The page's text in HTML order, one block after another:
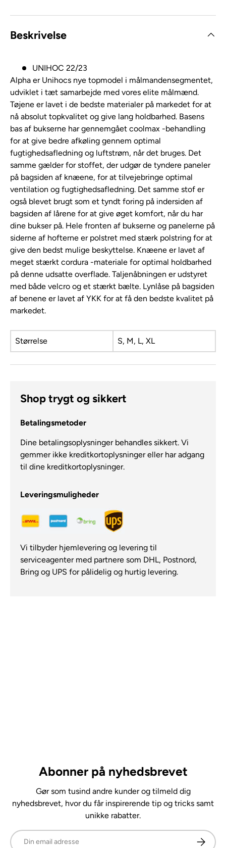
Beskrivelse
UNIHOC 22/23
Alpha er Unihocs nye topmodel i målmandensegmentet,
udviklet i tæt samarbejde med vores elite målmænd.
Tøjene er lavet i de bedste materialer på markedet for at
nå absolut topkvalitet og give lang holdbarhed. Basens
bas af bukserne har gennemgået coolmax -behandling
for at give bedre afkøling gennem optimal
fugtighedsafledning og luftstrøm, når det bruges. Det
samme gælder for stoffet, der udgør de tyndere paneler
på bagsiden af ​​knæene, for at tilvejebringe optimal
ventilation og fugtighedsafledning. Det samme stof er
også blevet brugt som et tyndt foring på indersiden af ​​
bagsiden af ​​lårene for at give øget komfort, når du har
dine bukser på. Hele fronten af ​​bukserne og panelerne på
siderne af hofterne er polstret med stærk polstring for at
give den bedst mulige beskyttelse. Knæene er lavet af
meget stærkt cordura -materiale for optimal holdbarhed
på denne udsatte overflade. Taljenåbningen er udstyret
med både velcro og et stærkt bælte. Lynlåse på bagsiden
af ​​benene er lavet af YKK for at få den bedste kvalitet på
markedet.
Størrelse S, M, L, XL
Shop trygt og sikkert
Betalingsmetoder
Dine betalingsoplysninger behandles sikkert. Vi
gemmer ikke kreditkortoplysninger eller har adgang
til dine kreditkortoplysninger.
Leveringsmuligheder
Vi tilbyder hjemlevering og levering til
serviceagenter med partnere som DHL, Postnord,
Bring og UPS for pålidelig og hurtig levering.
Abonner på nyhedsbrevet
Gør som tusind andre kunder og tilmeld dig
nyhedsbrevet, hvor du får inspirerende tip og tricks samt
unikke rabatter.
E-mail Abonner